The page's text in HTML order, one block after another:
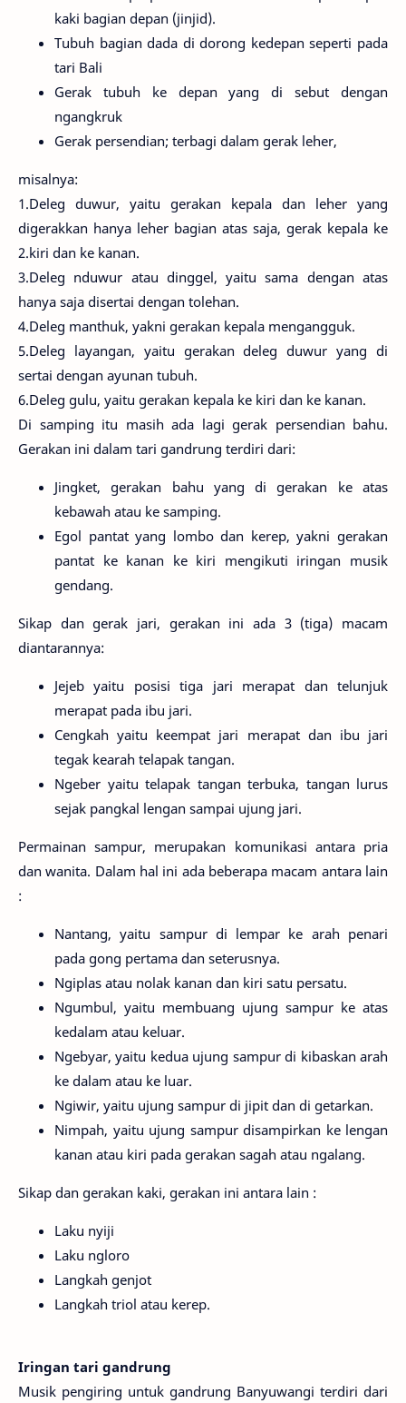
kaki bagian depan (jinjid).
Tubuh bagian dada di dorong kedepan seperti pada
tari Bali
Gerak tubuh ke depan yang di sebut dengan
ngangkruk
Gerak persendian; terbagi dalam gerak leher,
misalnya:
1.Deleg duwur, yaitu gerakan kepala dan leher yang
digerakkan hanya leher bagian atas saja, gerak kepala ke
2.kiri dan ke kanan.
3.Deleg nduwur atau dinggel, yaitu sama dengan atas
hanya saja disertai dengan tolehan.
4.Deleg manthuk, yakni gerakan kepala mengangguk.
5.Deleg layangan, yaitu gerakan deleg duwur yang di
sertai dengan ayunan tubuh.
6.Deleg gulu, yaitu gerakan kepala ke kiri dan ke kanan.
Di samping itu masih ada lagi gerak persendian bahu.
Gerakan ini dalam tari gandrung terdiri dari:
Jingket, gerakan bahu yang di gerakan ke atas
kebawah atau ke samping.
Egol pantat yang lombo dan kerep, yakni gerakan
pantat ke kanan ke kiri mengikuti iringan musik
gendang.
Sikap dan gerak jari, gerakan ini ada 3 (tiga) macam
diantarannya:
Jejeb yaitu posisi tiga jari merapat dan telunjuk
merapat pada ibu jari.
Cengkah yaitu keempat jari merapat dan ibu jari
tegak kearah telapak tangan.
Ngeber yaitu telapak tangan terbuka, tangan lurus
sejak pangkal lengan sampai ujung jari.
Permainan sampur, merupakan komunikasi antara pria
dan wanita. Dalam hal ini ada beberapa macam antara lain
:
Nantang, yaitu sampur di lempar ke arah penari
pada gong pertama dan seterusnya.
Ngiplas atau nolak kanan dan kiri satu persatu.
Ngumbul, yaitu membuang ujung sampur ke atas
kedalam atau keluar.
Ngebyar, yaitu kedua ujung sampur di kibaskan arah
ke dalam atau ke luar.
Ngiwir, yaitu ujung sampur di jipit dan di getarkan.
Nimpah, yaitu ujung sampur disampirkan ke lengan
kanan atau kiri pada gerakan sagah atau ngalang.
Sikap dan gerakan kaki, gerakan ini antara lain :
Laku nyiji
Laku ngloro
Langkah genjot
Langkah triol atau kerep.
Iringan tari gandrung
Musik pengiring untuk gandrung Banyuwangi terdiri dari